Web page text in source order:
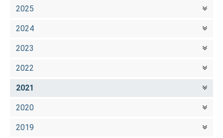
2025
2024
2023
2022
2021
2020
2019